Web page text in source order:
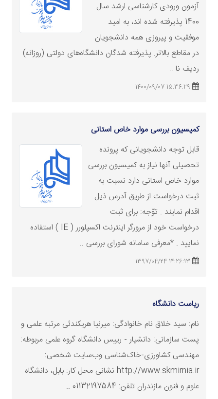
آزمون ورودی کارشناسی ارشد سال
1400 پذیرفته شده‏ اند، به امید
موفقیت و پیروزی همه دانشجویان
در مقاطع بالاتر. پذیرفته شدگان دانشگاه‌های دولتی (روزانه)
ردیف نا ..
15:36:29 1400/09/07
کمیسیون بررسی موارد خاص استانی
قابل توجه دانشجویانی که پرونده
تحصیلی آنها نیاز به کمیسیون بررسی
موارد خاص استانی دارد نسبت به
ثبت درخواست از طریق آدرس ذیل
اقدام نمایند . توّجه: برای ثبت
درخواست خود از مرورگر اینترنت اکسپلورر ( IE ) استفاده
نمایید . *معرفی سامانه شورای بررسی ..
14:26:13 1397/04/24
ریاست دانشگاه
نام: سید خلاق نام خانوادگی: میرنیا هریکندئی مرتبه علمی و
پست سازمانی: دانشیار - رییس دانشگاه گروه علمی مربوطه:
مهندسی کشاورزی-خاک‌شناسی وب‌سایت شخصی:
http://www.skmirnia.ir نشانی محل کار: بابل، دانشگاه
علوم و فنون مازندران تلفن: 01132197584 ..